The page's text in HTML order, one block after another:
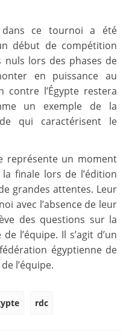
ce tournoi a été
début de compétition
nuls lors des phases de
en puissance au
contre l’Égypte restera
un exemple de la
qui caractérisent le
représente un moment
finale lors de l’édition
grandes attentes. Leur
avec l’absence de leur
des questions sur la
l’équipe. Il s’agit d’un
égyptienne de
l’équipe.
rdc